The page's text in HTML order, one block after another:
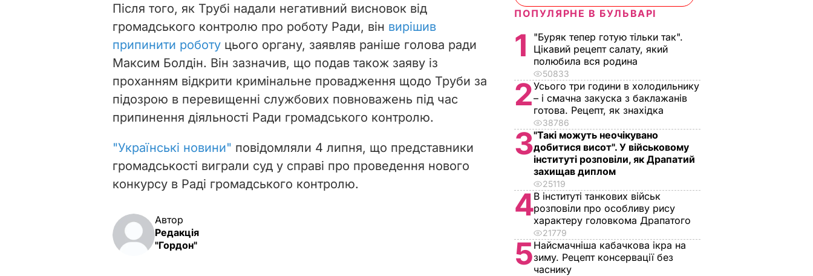
Після того, як Трубі надали негативний висновок від
громадського контролю про роботу Ради, він вирішив
припинити роботу цього органу, заявляв раніше голова ради
Максим Болдін. Він зазначив, що подав також заяву із
проханням відкрити кримінальне провадження щодо Труби за
підозрою в перевищенні службових повноважень під час
припинення діяльності Ради громадського контролю.
"Українські новини" повідомляли 4 липня, що представники
громадськості виграли суд у справі про проведення нового
конкурсу в Раді громадського контролю.
Автор
Редакція
"Гордон"
ПОПУЛЯРНЕ В БУЛЬВАРІ
1
"Буряк тепер готую тільки так".
Цікавий рецепт салату, який
полюбила вся родина
50833
2Усього три години в холодильнику
– і смачна закуска з баклажанів
готова. Рецепт, як знахідка
38786
3"Такі можуть неочікувано
добитися висот". У військовому
інституті розповіли, як Драпатий
захищав диплом
25119
4В інституті танкових військ
розповіли про особливу рису
характеру головкома Драпатого
21779
5Найсмачніша кабачкова ікра на
зиму. Рецепт консервації без
часнику